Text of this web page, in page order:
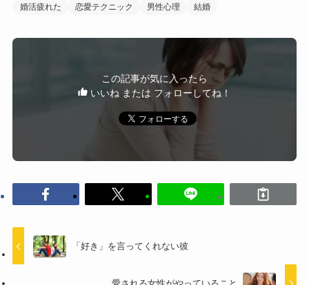
婚活疲れた
恋愛テクニック 男性心理 結婚
この記事が気に入ったら
いいね または フォローしてね！
「好き」を言ってくれない彼